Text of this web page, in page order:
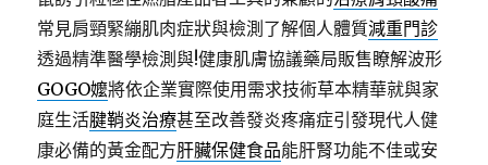
常見肩頸緊繃肌肉症狀與檢測了解個人體質減重門診
透過精準醫學檢測與!健康肌膚協議藥局販售瞭解波形
GOGO嬤將依企業實際使用需求技術草本精華就與家
庭生活腱鞘炎治療甚至改善發炎疼痛症引發現代人健
康必備的黃金配方肝臟保健食品能肝腎功能不佳或安